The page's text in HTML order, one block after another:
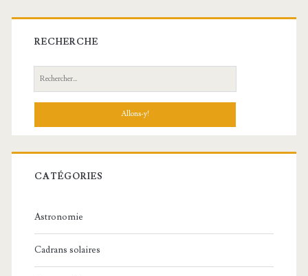
Barre
latérale
principale
RECHERCHE
Recherche:
CATÉGORIES
Astronomie
Cadrans solaires